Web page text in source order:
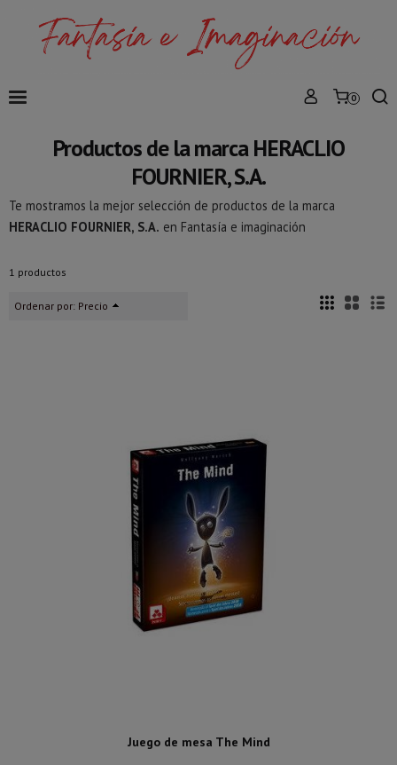
0
Productos de la marca HERACLIO
FOURNIER, S.A.
Te mostramos la mejor selección de productos de la marca
HERACLIO FOURNIER, S.A. en Fantasía e imaginación
1 productos
Ordenar por: Precio
Juego de mesa The Mind